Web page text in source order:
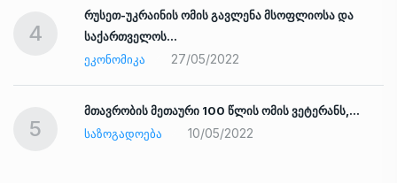
4
რუსეთ-უკრაინის ომის გავლენა მსოფლიოსა და
საქართველოს…
ᲔᲙᲝᲜᲝᲛᲘᲙᲐ
27/05/2022
5
მთავრობის მეთაური 100 წლის ომის ვეტერანს,…
ᲡᲐᲖᲝᲒᲐᲓᲝᲔᲑᲐ
10/05/2022